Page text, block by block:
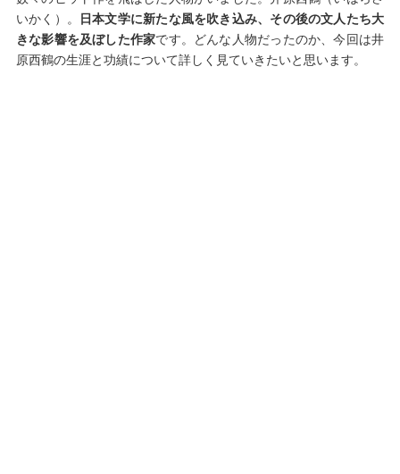
いかく）。
日本文学に新たな風を吹き込み、その後の文人たち大
きな影響を及ぼした作家です。どんな人物だったのか、今回は井
原西鶴の生涯と功績について詳しく見ていきたいと思います。